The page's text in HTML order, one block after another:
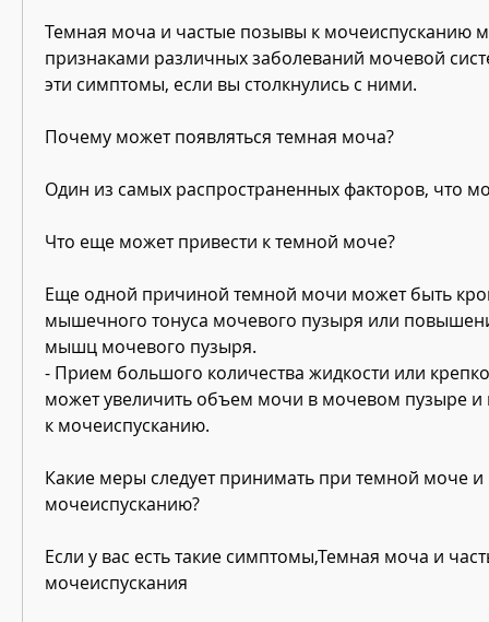
Темная моча и частые позывы к мочеиспусканию
признаками различных заболеваний мочевой
эти симптомы, если вы столкнулись с ними.
Почему может появляться темная моча?
Один из самых распространенных факторов, что
Что еще может привести к темной моче?
Еще одной причиной темной мочи может быть
мышечного тонуса мочевого пузыря или
мышц мочевого пузыря.
- Прием большого количества жидкости или
может увеличить объем мочи в мочевом пузыре и
к мочеиспусканию.
Какие меры следует принимать при темной моче и
мочеиспусканию?
Если у вас есть такие симптомы,Темная моча и
мочеиспускания